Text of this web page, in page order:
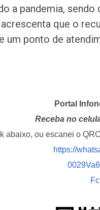
a pandemia,
que o
um ponto de
Portal
Receba no
abaixo, ou escanei o
https://